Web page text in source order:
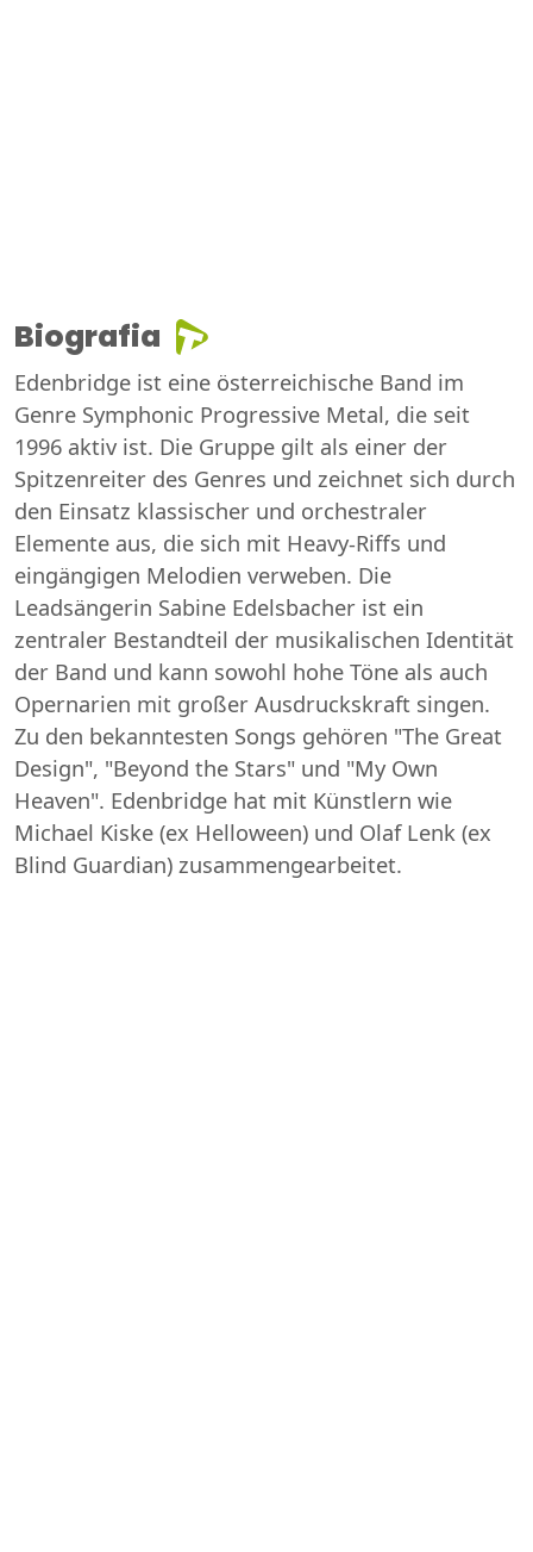
Biografia
Edenbridge ist eine österreichische Band im
Genre Symphonic Progressive Metal, die seit
1996 aktiv ist. Die Gruppe gilt als einer der
Spitzenreiter des Genres und zeichnet sich durch
den Einsatz klassischer und orchestraler
Elemente aus, die sich mit Heavy-Riffs und
eingängigen Melodien verweben. Die
Leadsängerin Sabine Edelsbacher ist ein
zentraler Bestandteil der musikalischen Identität
der Band und kann sowohl hohe Töne als auch
Opernarien mit großer Ausdruckskraft singen.
Zu den bekanntesten Songs gehören "The Great
Design", "Beyond the Stars" und "My Own
Heaven". Edenbridge hat mit Künstlern wie
Michael Kiske (ex Helloween) und Olaf Lenk (ex
Blind Guardian) zusammengearbeitet.